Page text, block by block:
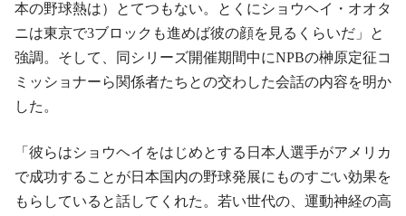
本の野球熱は）とてつもない。とくにショウヘイ・オオタ
ニは東京で3ブロックも進めば彼の顔を見るくらいだ」と
強調。そして、同シリーズ開催期間中にNPBの榊原定征コ
ミッショナーら関係者たちとの交わした会話の内容を明か
した。
「彼らはショウヘイをはじめとする日本人選手がアメリカ
で成功することが日本国内の野球発展にものすごい効果を
もらしていると話してくれた。若い世代の、運動神経の高